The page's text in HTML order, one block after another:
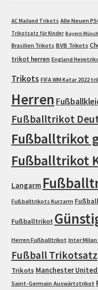
AC Mailand Trikots Alle Neuen
Trikotsatz für Kinder Bayern
Brasilien Trikots BVB Trikots
trikot herren England
Trikots FIFA WM Katar 2022
Herren
Fußballtrikot
Fußballtrikot
Fußballtrikot
Langarm
Fußballtrikots Kurzarm
Fußballtrikot
Herren Fußballtrikot Inter
Fußball Trikotsatz
Trikots Manchester
Saint-Germain Auswärtstrikot